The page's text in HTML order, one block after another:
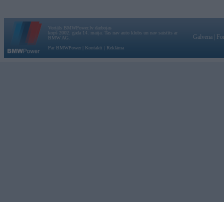
Vortāls BMWPower.lv darbojas
kopš 2002. gada 14. maija. Tas nav auto klubs un nav saistīts ar
BMW AG.
Par BMWPower
Kontakti Reklāma
Galvena